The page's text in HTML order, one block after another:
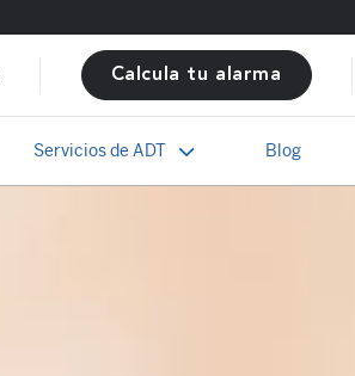
Calcula tu alarma
Servicios de ADT Blog